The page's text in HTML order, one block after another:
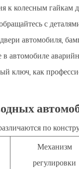
к колесным гайкам
с
автомобиля,
автомобиле
ключ, как
по
Механизм
регулировки